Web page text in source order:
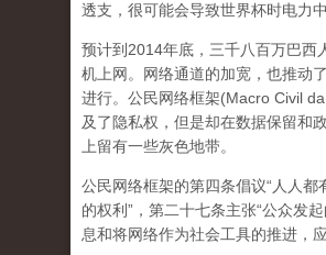
透支，很可能会导致世界杯时电力中
预计到2014年底，三千八百万巴西
机上网。网络通道的加宽，也推动
进行。公民网络框架(Macro Civil
及了隐私权，但是却在数据保留和
上留有一些灰色地带。
公民网络框架的第四条倡议“人人都
的权利”，第二十七条主张“公众发
息和将网络作为社会工具的推进，